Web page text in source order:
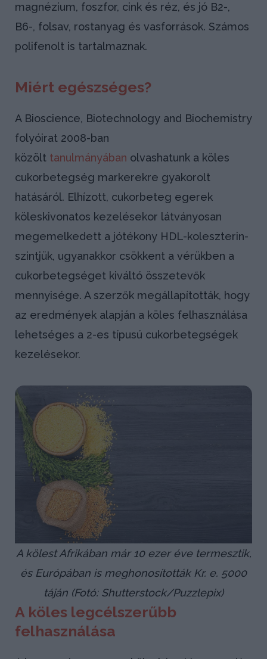
magnézium, foszfor, cink és réz, és jó B2-,
B6-, folsav, rostanyag és vasforrások. Számos
polifenolt is tartalmaznak.
Miért egészséges?
A Bioscience, Biotechnology and Biochemistry
folyóirat 2008-ban
közölt tanulmányában olvashatunk a köles
cukorbetegség markerekre gyakorolt
hatásáról. Elhízott, cukorbeteg egerek
köleskivonatos kezelésekor látványosan
megemelkedett a jótékony HDL-koleszterin-
szintjük, ugyanakkor csökkent a vérükben a
cukorbetegséget kiváltó összetevők
mennyisége. A szerzők megállapították, hogy
az eredmények alapján a köles felhasználása
lehetséges a 2-es típusú cukorbetegségek
kezelésekor.
A kölest Afrikában már 10 ezer éve termesztik,
és Európában is meghonosították Kr. e. 5000
táján (Fotó: Shutterstock/Puzzlepix)
A köles legcélszerűbb
felhasználása